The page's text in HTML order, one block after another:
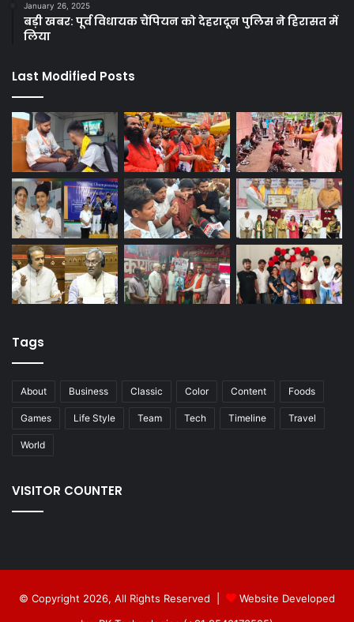
January 26, 2025
बड़ी खबर: पूर्व विधायक चैंपियन को देहरादून पुलिस ने हिरासत में
लिया
Last Modified Posts
Tags
About Business Classic Color Content Foods
Games Life Style Team Tech Timeline Travel
World
VISITOR COUNTER
© Copyright 2026, All Rights Reserved |
Website Developed